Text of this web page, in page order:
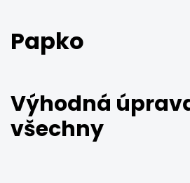
thePapko
Výhodná
všechny